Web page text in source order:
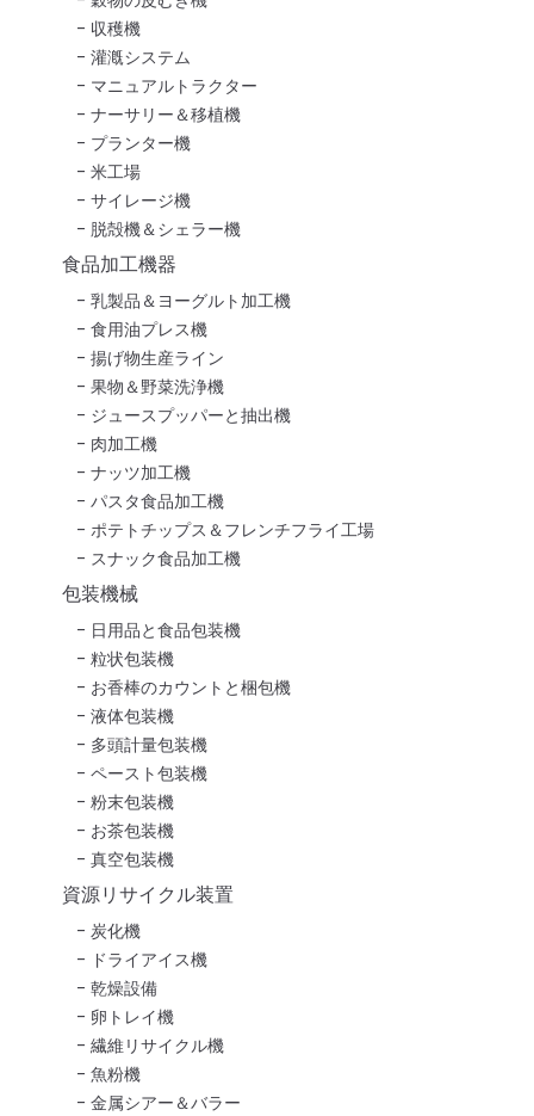
収穫機
灌漑システム
マニュアルトラクター
ナーサリー＆移植機
プランター機
米工場
サイレージ機
脱殻機＆シェラー機
食品加工機器
乳製品＆ヨーグルト加工機
食用油プレス機
揚げ物生産ライン
果物＆野菜洗浄機
ジュースプッパーと抽出機
肉加工機
ナッツ加工機
パスタ食品加工機
ポテトチップス＆フレンチフライ工場
スナック食品加工機
包装機械
日用品と食品包装機
粒状包装機
お香棒のカウントと梱包機
液体包装機
多頭計量包装機
ペースト包装機
粉末包装機
お茶包装機
真空包装機
資源リサイクル装置
炭化機
ドライアイス機
乾燥設備
卵トレイ機
繊維リサイクル機
魚粉機
金属シアー＆バラー